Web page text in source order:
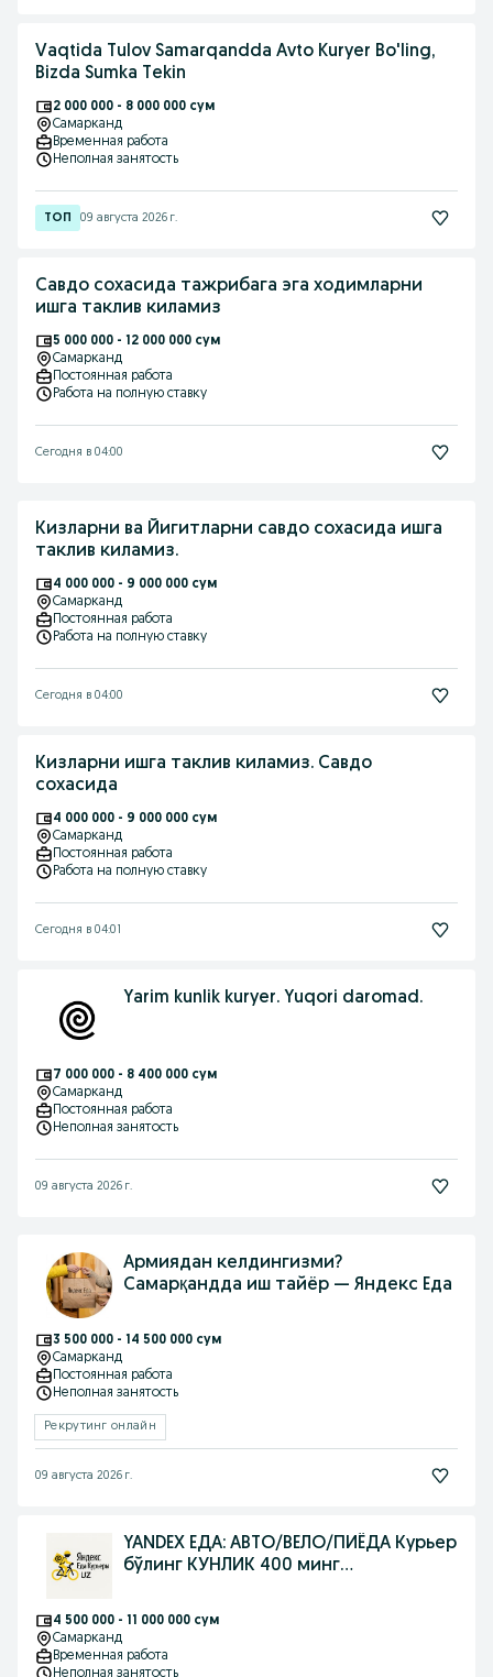
Vaqtida Tulov Samarqandda Avto Kuryer Bo'ling,
Bizda Sumka Tekin
2 000 000 - 8 000 000 сум
Самарканд
Временная работа
Неполная занятость
09 августа 2026 г.
Савдо сохасида тажрибага эга ходимларни
ишга таклив киламиз
5 000 000 - 12 000 000 сум
Самарканд
Постоянная работа
Работа на полную ставку
Сегодня в 04:00
Кизларни ва Йигитларни савдо сохасида ишга
таклив киламиз.
4 000 000 - 9 000 000 сум
Самарканд
Постоянная работа
Работа на полную ставку
Сегодня в 04:00
Кизларни ишга таклив киламиз. Савдо
сохасида
4 000 000 - 9 000 000 сум
Самарканд
Постоянная работа
Работа на полную ставку
Сегодня в 04:01
Yarim kunlik kuryer. Yuqori daromad.
7 000 000 - 8 400 000 сум
Самарканд
Постоянная работа
Неполная занятость
09 августа 2026 г.
Армиядан келдингизми?
Самарқандда иш тайёр — Яндекс Еда
3 500 000 - 14 500 000 сум
Самарканд
Постоянная работа
Неполная занятость
Рекрутинг онлайн
09 августа 2026 г.
YANDEX ЕДА: АВТО/ВЕЛО/ПИЁДА Курьер
бўлинг КУНЛИК 400 минг
4 500 000 - 11 000 000 сум
Самарканд
Временная работа
Неполная занятость